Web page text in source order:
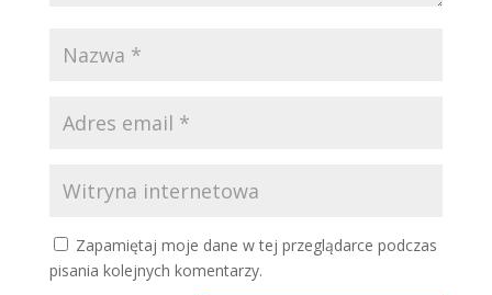
Zapamiętaj moje dane w tej przeglądarce podczas
pisania kolejnych komentarzy.